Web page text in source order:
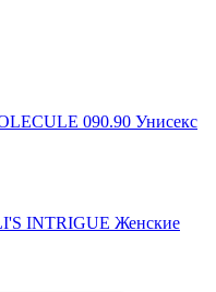
090.90 Унисекс